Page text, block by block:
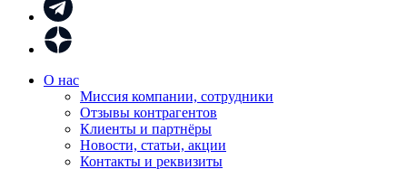
О нас
Миссия компании, сотрудники
Отзывы контрагентов
Клиенты и партнёры
Новости, статьи, акции
Контакты и реквизиты